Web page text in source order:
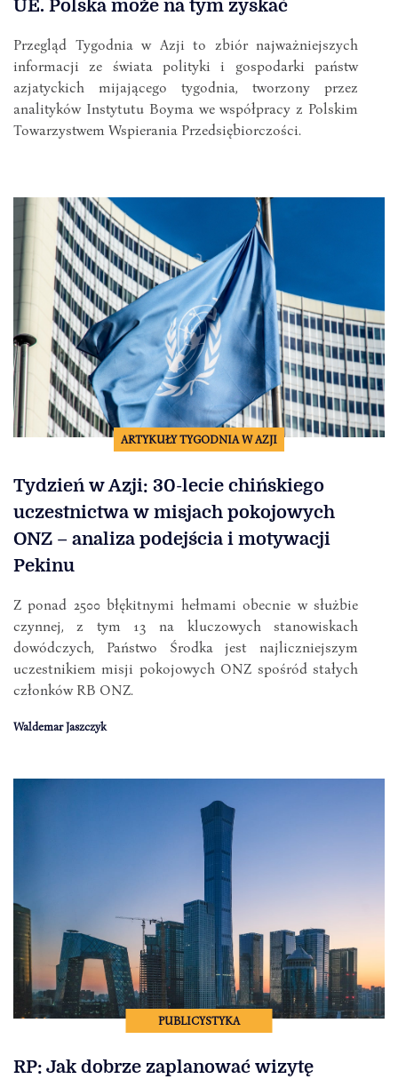
UE. Polska może na tym zyskać
Przegląd Tygodnia w Azji to zbiór najważniejszych
informacji ze świata polityki i gospodarki państw
azjatyckich mijającego tygodnia, tworzony przez
analityków Instytutu Boyma we współpracy z Polskim
Towarzystwem Wspierania Przedsiębiorczości.
ARTYKUŁY TYGODNIA W AZJI
Tydzień w Azji: 30-lecie chińskiego
uczestnictwa w misjach pokojowych
ONZ – analiza podejścia i motywacji
Pekinu
Z ponad 2500 błękitnymi hełmami obecnie w służbie
czynnej, z tym 13 na kluczowych stanowiskach
dowódczych, Państwo Środka jest najliczniejszym
uczestnikiem misji pokojowych ONZ spośród stałych
członków RB ONZ.
Waldemar Jaszczyk
PUBLICYSTYKA
RP: Jak dobrze zaplanować wizytę